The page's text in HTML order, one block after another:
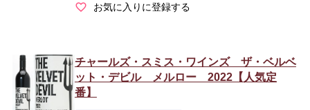
お気に入りに登録する
チャールズ・スミス・ワインズ ザ・ベルベ
ット・デビル メルロー 2022【人気定
番】